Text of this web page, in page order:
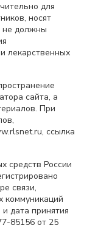
для
носят
не должны
лекарственных
сайта, а
При
ссылка
средств России
связи,
коммуникаций
дата принятия
85156 от 25